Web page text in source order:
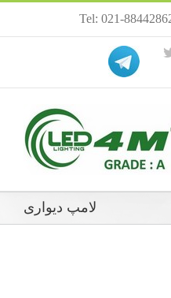
Tel: 021-
لامپ دیواری